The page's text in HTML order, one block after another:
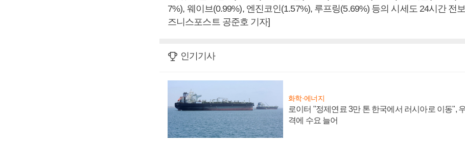
7%), 웨이브(0.99%), 엔진코인(1.57%), 루프링(5.69%) 등의 시세도 24시간 전
즈니스포스트 공준호 기자]
인기기사
화학·에너지
로이터 "정제연료 3만 톤 한국에서 러시아로 이동",
격에 수요 늘어